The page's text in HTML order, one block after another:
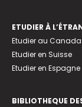
ETUDIER À
Etudier au Canada
Etudier en Suisse
Etudier en Espagne
BIBLIOTHEQUE